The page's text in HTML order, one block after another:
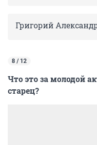
Григорий
8 / 12
Что это за молодой
старец?